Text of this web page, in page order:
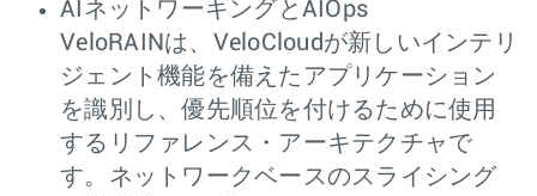
AIネットワーキングとAIOps
VeloRAINは、VeloCloudが新しいインテリ
ジェント機能を備えたアプリケーション
を識別し、優先順位を付けるために使用
するリファレンス・アーキテクチャで
す。ネットワークベースのスライシング